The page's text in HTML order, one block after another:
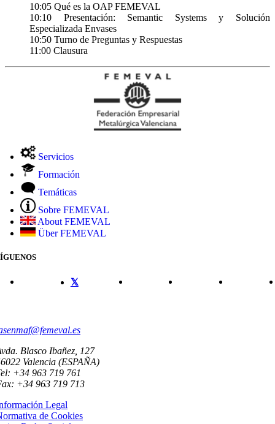
10:05 Qué es la OAP FEMEVAL
10:10 Presentación: Semantic Systems y Solución
Especializada Envases
10:50 Turno de Preguntas y Respuestas
11:00 Clausura
Servicios
Formación
Temáticas
Sobre FEMEVAL
About FEMEVAL
Über FEMEVAL
Blasco Ibañez, 127
Valencia (ESPAÑA)
+34 963 719 761
+34 963 719 713
Legal
de Cookies